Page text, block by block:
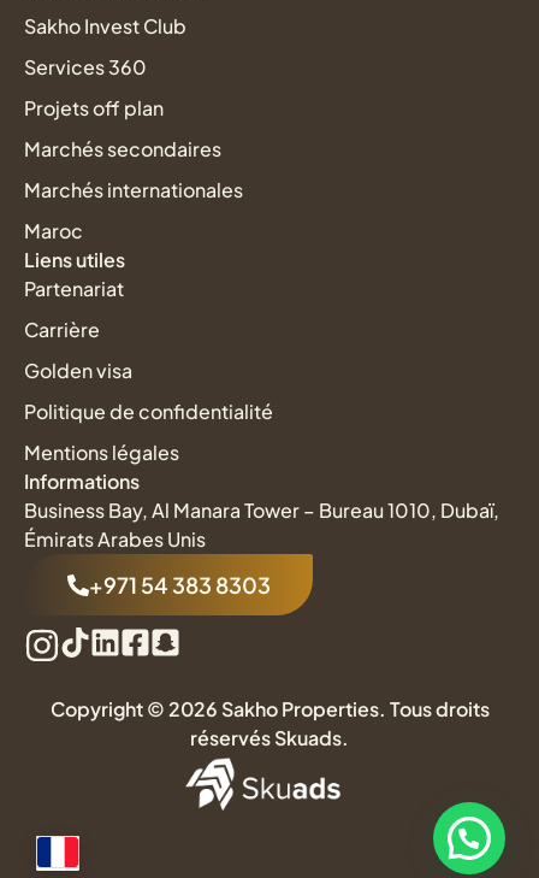
Sakho Invest Club
Services 360
Projets off plan
Marchés secondaires
Marchés internationales
Maroc
Liens utiles
Partenariat
Carrière
Golden visa
Politique de confidentialité
Mentions légales
Informations
Business Bay, Al Manara Tower – Bureau 1010, Dubaï,
Émirats Arabes Unis
+971 54 383 8303
Copyright © 2026 Sakho Properties. Tous droits
réservés Skuads.